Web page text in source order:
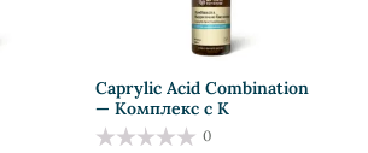
Caprylic Acid Combination
— Комплекс с К
0